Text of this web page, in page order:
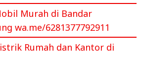
Murah di Bandar
wa.me/6281377792911
Rumah dan Kantor di